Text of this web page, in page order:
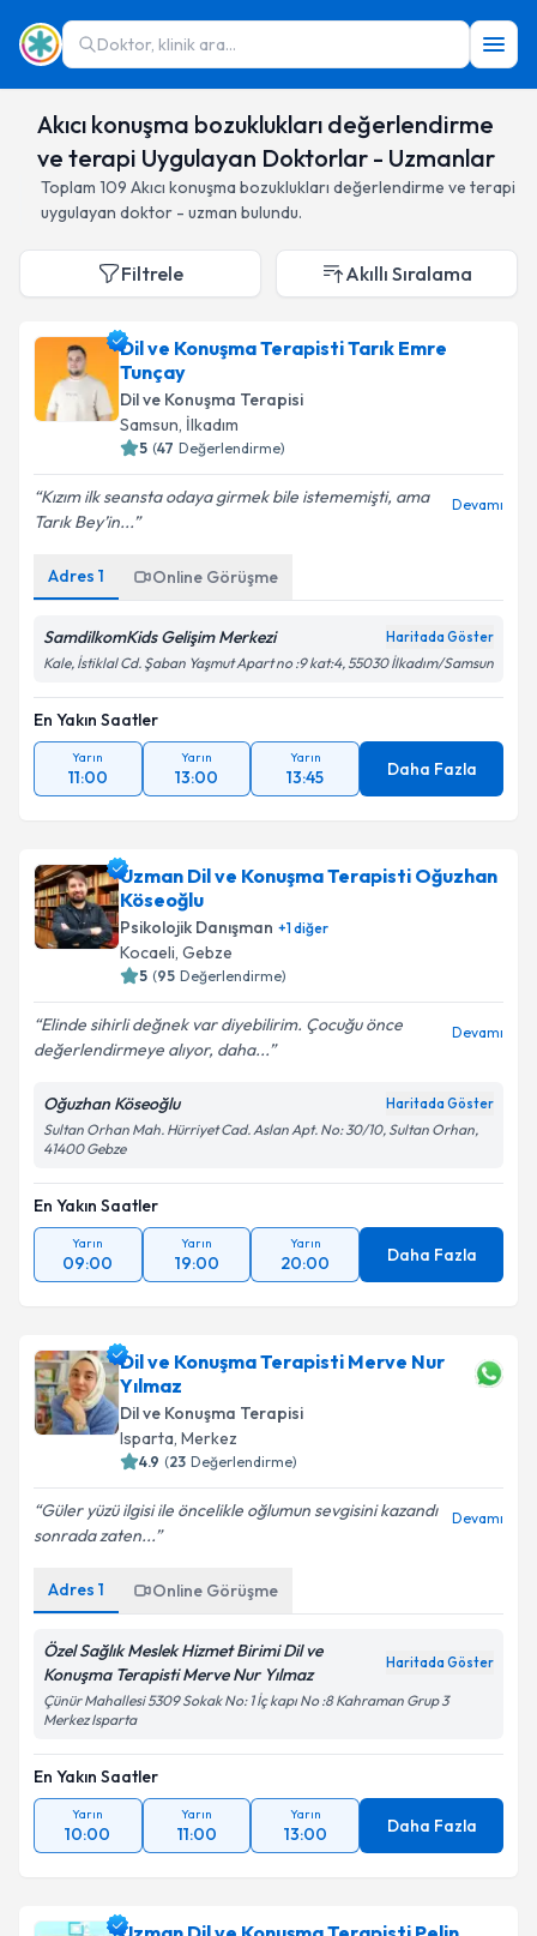
Doktor, klinik ara...
Akıcı konuşma bozuklukları değerlendirme
ve terapi Uygulayan Doktorlar - Uzmanlar
Toplam 109 Akıcı konuşma bozuklukları değerlendirme ve terapi
uygulayan doktor - uzman bulundu.
Filtrele Akıllı Sıralama
Dil ve Konuşma Terapisti Tarık Emre
Tunçay
Dil ve Konuşma Terapisi
Samsun, İlkadım
5 (47 Değerlendirme)
Kızım ilk seansta odaya girmek bile istememişti, ama
Tarık Bey’in...
Devamı
Adres 1 Online Görüşme
SamdilkomKids Gelişim Merkezi Haritada Göster
Kale, İstiklal Cd. Şaban Yaşmut Apart no :9 kat:4, 55030 İlkadım/Samsun
En Yakın Saatler
Yarın
11:00
Yarın
13:00
Yarın
13:45 Daha Fazla
Uzman Dil ve Konuşma Terapisti Oğuzhan
Köseoğlu
Psikolojik Danışman +1diğer
Kocaeli, Gebze
5 (95 Değerlendirme)
Elinde sihirli değnek var diyebilirim. Çocuğu önce
değerlendirmeye alıyor, daha...
Devamı
Oğuzhan Köseoğlu Haritada Göster
Sultan Orhan Mah. Hürriyet Cad. Aslan Apt. No: 30/10, Sultan Orhan,
41400 Gebze
En Yakın Saatler
Yarın
09:00
Yarın
19:00
Yarın
20:00 Daha Fazla
Dil ve Konuşma Terapisti Merve Nur
Yılmaz
Dil ve Konuşma Terapisi
Isparta, Merkez
4.9 (23 Değerlendirme)
Güler yüzü ilgisi ile öncelikle oğlumun sevgisini kazandı
sonrada zaten...
Devamı
Adres 1 Online Görüşme
Özel Sağlık Meslek Hizmet Birimi Dil ve
Konuşma Terapisti Merve Nur Yılmaz
Haritada Göster
Çünür Mahallesi 5309 Sokak No: 1 İç kapı No :8 Kahraman Grup 3
Merkez Isparta
En Yakın Saatler
Yarın
10:00
Yarın
11:00
Yarın
13:00 Daha Fazla